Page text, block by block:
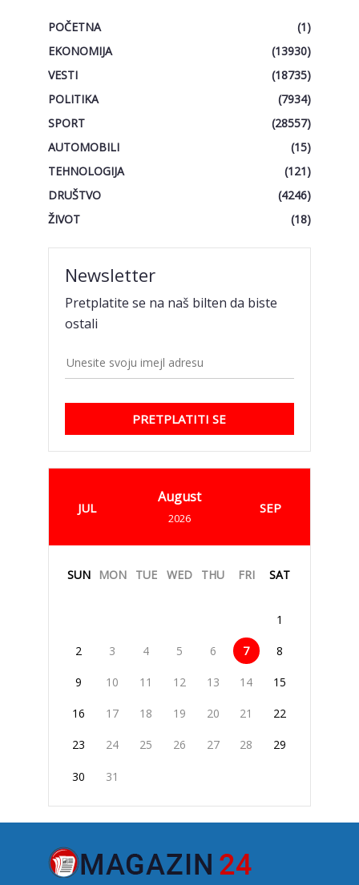
POČETNA
(1)
EKONOMIJA
(13930)
VESTI
(18735)
POLITIKA
(7934)
SPORT
(28557)
AUTOMOBILI
(15)
TEHNOLOGIJA
(121)
DRUŠTVO
(4246)
ŽIVOT
(18)
Newsletter
Pretplatite se na naš bilten da biste
ostali
PRETPLATITI SE
JUL
August
2026
SEP
SUN MON TUE WED THU FRI SAT
1
2 3 4 5 6 7 8
9 10 11 12 13 14 15
16 17 18 19 20 21 22
23 24 25 26 27 28 29
30 31